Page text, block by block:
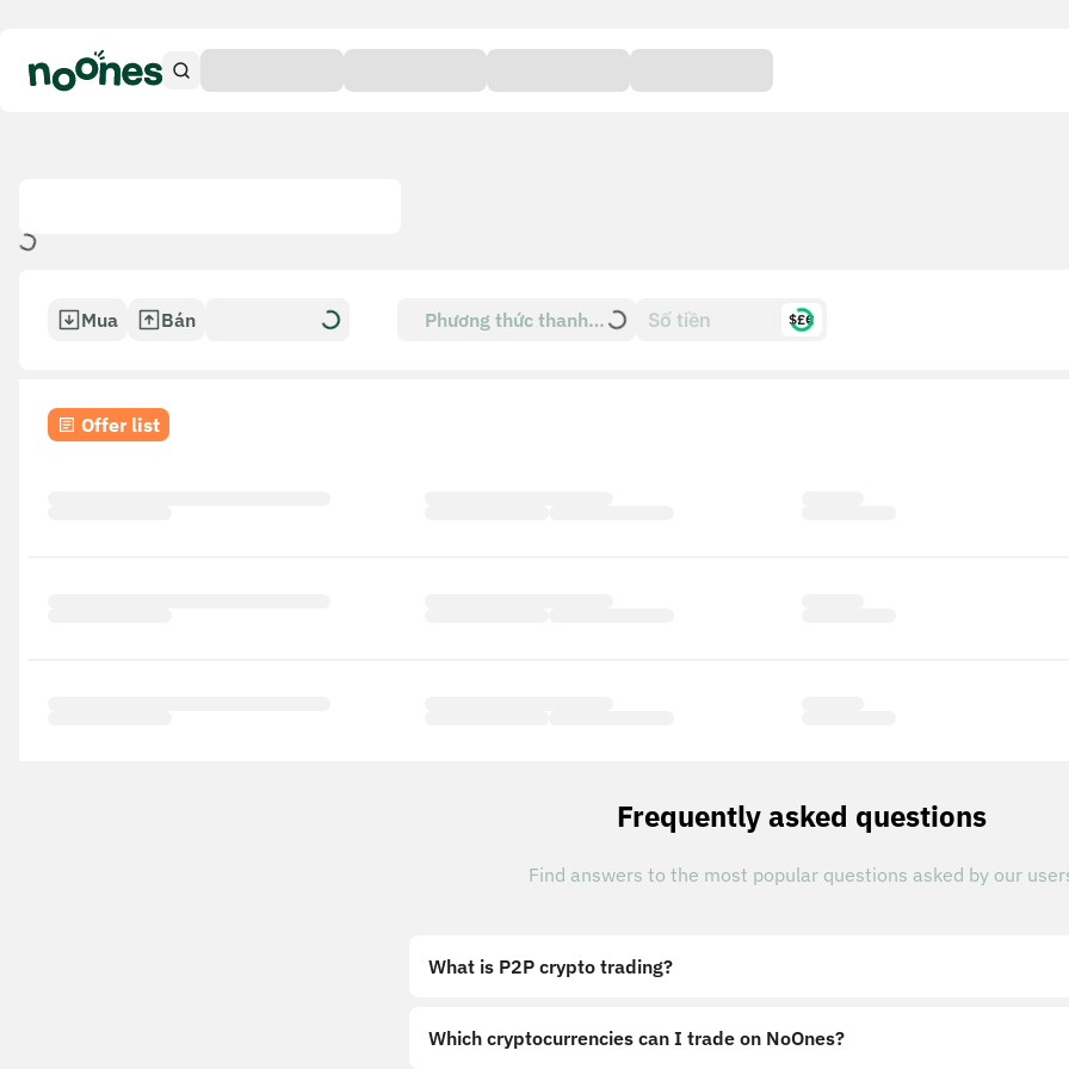
Mua Bán
Phương thức thanh
$£€
Offer list
Frequently asked questions
Find answers to the most popular questions asked by our
What is P2P crypto trading?
Which cryptocurrencies can I trade on NoOnes?